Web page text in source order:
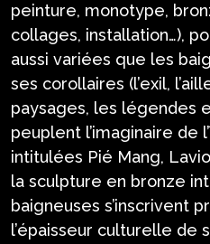
peinture, monotype,
collages, installation…),
aussi variées que les
ses corollaires (l’exil,
paysages, les légendes
peuplent l’imaginaire de
intitulées Pié Mang,
la sculpture en bronze
baigneuses s’inscrivent
l’épaisseur culturelle de